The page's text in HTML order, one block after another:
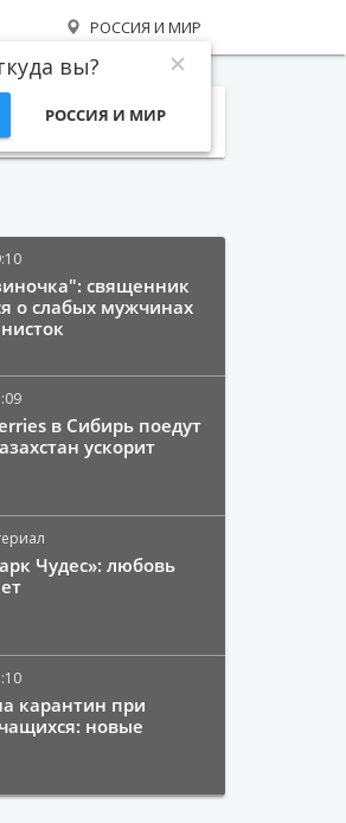
РОССИЯ И МИР
вы?
РОССИЯ И МИР
священник
о слабых мужчинах
в Сибирь поедут
ускорит
Чудес»: любовь
карантин при
новые